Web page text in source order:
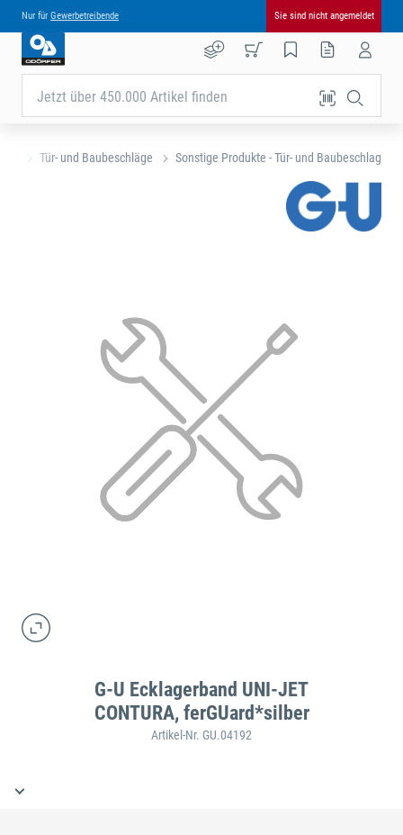
Nur für Gewerbetreibende Sie sind nicht angemeldet
Jetzt über 450.000 Artikel finden
Tür- und Baubeschläge Sonstige Produkte - Tür- und Baubeschlag
G-U Ecklagerband UNI-JET
CONTURA, ferGUard*silber
Artikel-Nr. GU.04192